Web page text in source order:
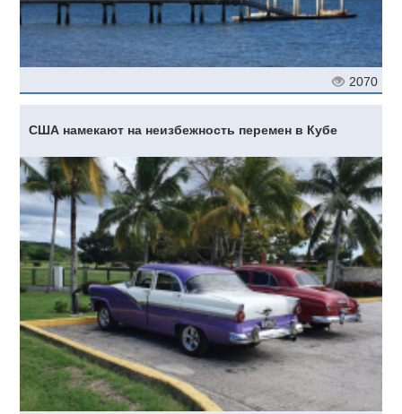
2070
США намекают на неизбежность перемен в Кубе